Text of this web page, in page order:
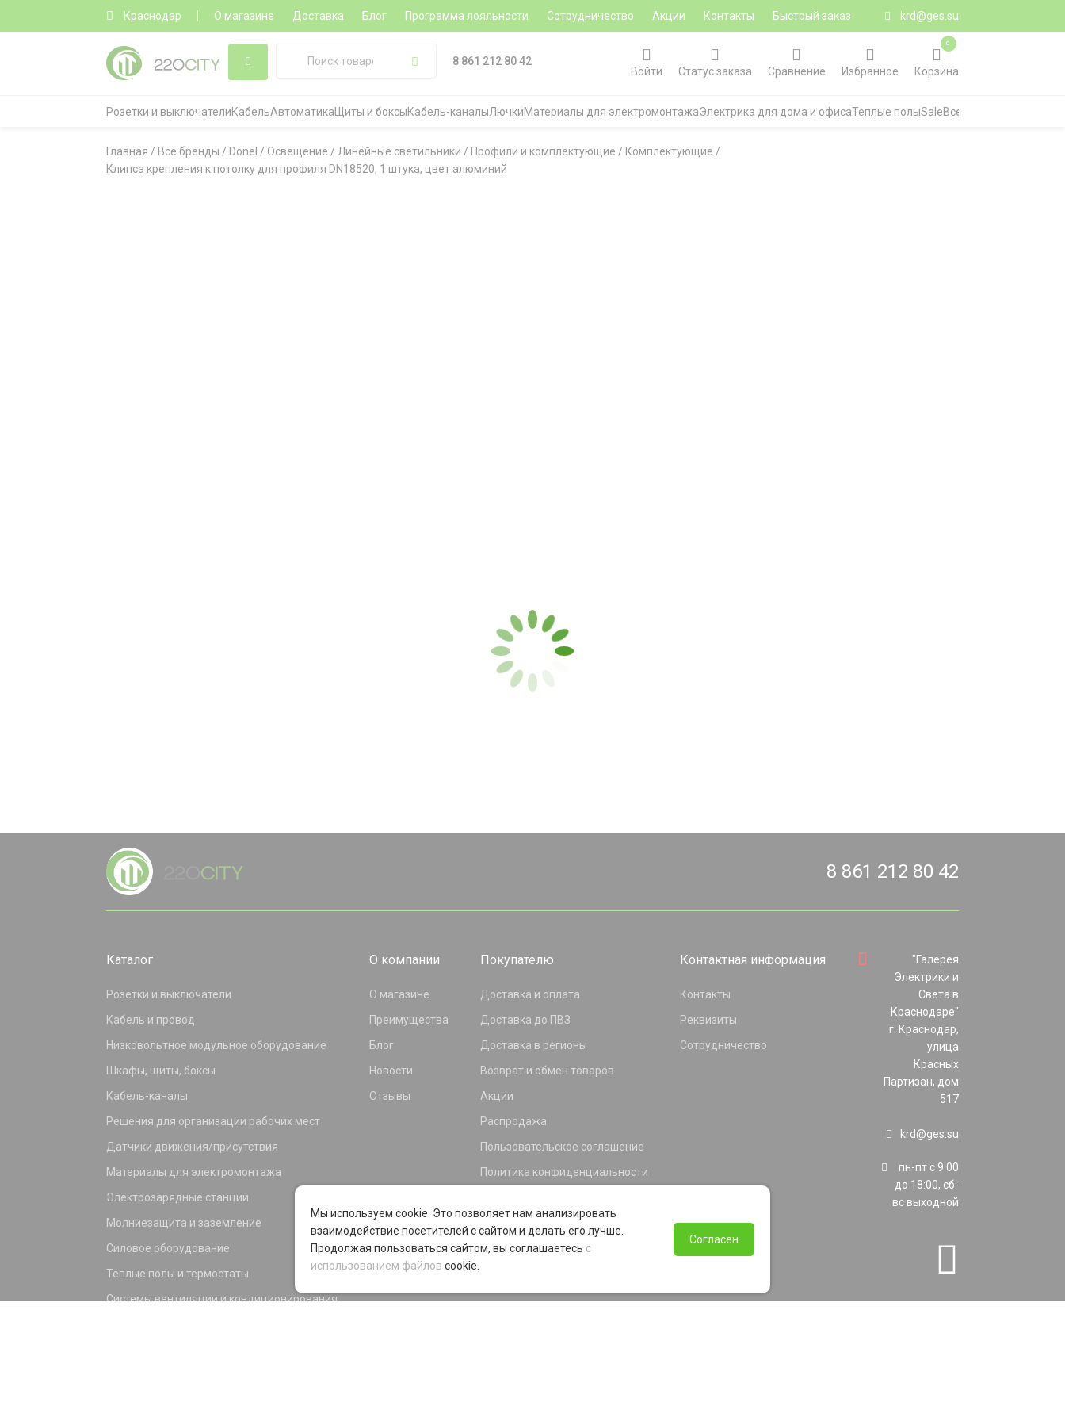
Краснодар О магазине Доставка Блог Программа лояльности Сотрудничество Акции Контакты Быстрый заказ krd@ges.su
8 861 212 80 42
Войти
Статус заказа Сравнение Избранное Корзина
0
Розетки и выключателиКабельАвтоматика Щиты и боксыКабель-каналыЛючкиМатериалы для электромонтажаЭлектрика для дома и офисаТеплые полыSaleВсе категории
Главная / Все бренды / Donel / Освещение / Линейные светильники / Профили и комплектующие / Комплектующие /
Клипса крепления к потолку для профиля DN18520, 1 штука, цвет алюминий
8 861 212 80 42
Каталог
Розетки и выключатели
Кабель и провод
Низковольтное модульное оборудование
Шкафы, щиты, боксы
Кабель-каналы
Решения для организации рабочих мест
Датчики движения/присутствия
Материалы для электромонтажа
Электрозарядные станции
Молниезащита и заземление
Силовое оборудование
Теплые полы и термостаты
Системы вентиляции и кондиционирования
О компании
О магазине
Преимущества
Блог
Новости
Отзывы
Покупателю
Доставка и оплата
Доставка до ПВЗ
Доставка в регионы
Возврат и обмен товаров
Акции
Распродажа
Пользовательское соглашение
Политика конфиденциальности
Программа лояльности
Контактная информация
Контакты
Реквизиты
Сотрудничество
"Галерея
Электрики и
Света в
Краснодаре"
г. Краснодар,
улица
Красных
Партизан, дом
517
krd@ges.su
пн-пт с 9:00
до 18:00, сб-
вс выходной
Мы используем cookie. Это позволяет нам анализировать
взаимодействие посетителей с сайтом и делать его лучше.
Продолжая пользоваться сайтом, вы соглашаетесь с
использованием файлов cookie.
Согласен